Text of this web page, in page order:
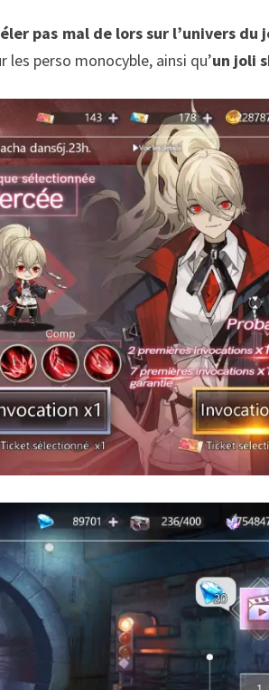
pas mal de lors sur l’univers du
perso monocyble, ainsi qu’un joli